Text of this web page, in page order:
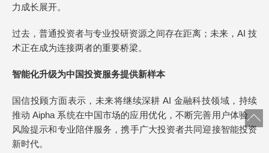
力成长展开。
过去，普通投资者与专业投研资源之间存在距离；未来，AI 技
术正在成为连接两者的重要桥梁。
智能化升级为中国投资服务提供新样本
国信投顾方面表示，未来将继续深耕 AI 金融科技领域，持续
推动 Aipha 系统在中国市场的应用优化，不断完善用户体验、
风险提示和专业陪伴服务，携手广大投资者共同迎接智能投资
新时代。